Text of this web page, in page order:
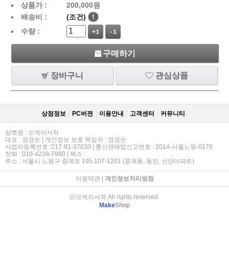
상품가 : 200,000원
배송비 :
(조건)
!
수량 :
+1 -1
구매하기
장바구니 관심상품
상점정보 PC버젼 이용안내 고객센터 커뮤니티
상호명 : 오케이서적
대표 : 정경순 | 개인정보 보호 책임자 : 정경순
사업자등록번호 :217-91-37030 | 통신판매업신고번호 : 2014-서울노원-0176
전화 : 010-4238-7980 | 팩스 :
주소 : 서울시 노원구 중계로 195 107-1201 (중계동, 동진, 신안아파트)
이용약관| 개인정보처리방침
ⓒ오케이서적 All rights reserved.
MakeShop